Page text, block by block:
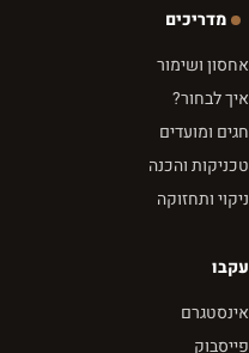
מדריכים
אחסון ושימור
איך לבחור?
חגים ומועדים
טכניקות והכנה
ניקוי ותחזוקה
עקבו
אינסטגרם
פייסבוק